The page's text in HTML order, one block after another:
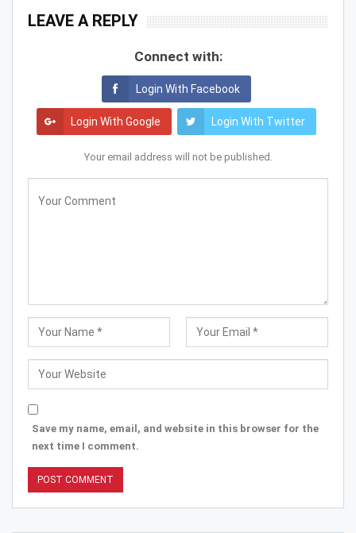
LEAVE A REPLY
Connect with:
Login With Facebook
Login With Google Login With Twitter
Your email address will not be published.
Save my name, email, and website in this browser for the
next time I comment.